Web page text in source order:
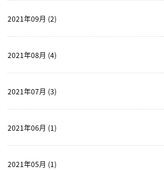
2021年09月 (2)
2021年08月 (4)
2021年07月 (3)
2021年06月 (1)
2021年05月 (1)